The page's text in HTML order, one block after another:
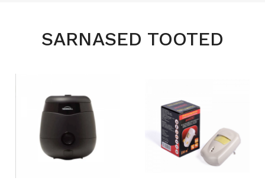
SARNASED TOOTED